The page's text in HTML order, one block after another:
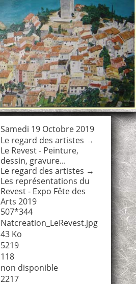
Samedi 19 Octobre 2019
Le regard des artistes →
Le Revest - Peinture,
dessin, gravure...
Le regard des artistes →
Les représentations du
Revest - Expo Fête des
Arts 2019
507*344
Natcreation_LeRevest.jpg
43 Ko
5219
118
non disponible
2217